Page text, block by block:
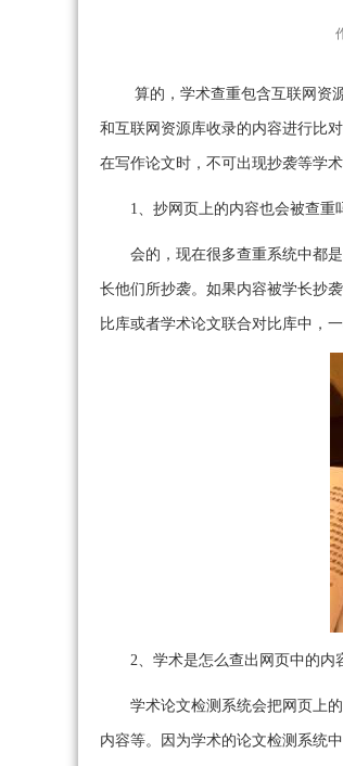
算的，学术查重包含互联网资
和互联网资源库收录的内容进行比
在写作论文时，不可出现抄袭等学术
1、抄网页上的内容也会被查重
会的，现在很多查重系统中都
长他们所抄袭。如果内容被学长抄
比库或者学术论文联合对比库中，
2、学术是怎么查出网页中的内
学术论文检测系统会把网页上
内容等。因为学术的论文检测系统